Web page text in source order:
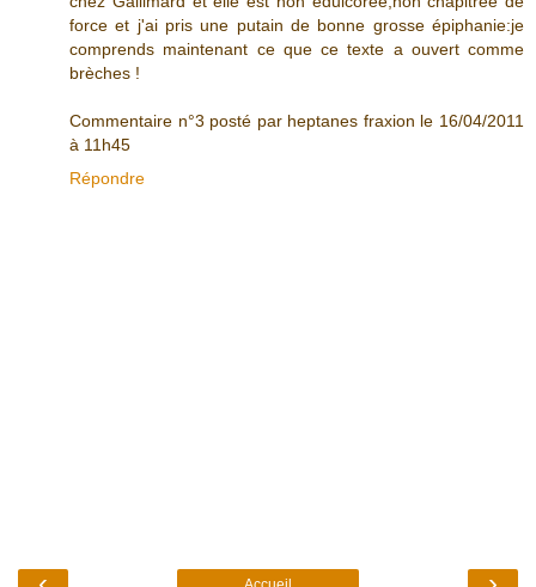
force et j'ai pris une putain de bonne grosse épiphanie:je
comprends maintenant ce que ce texte a ouvert comme
brèches !
Commentaire n°3 posté par heptanes fraxion le 16/04/2011
à 11h45
Répondre